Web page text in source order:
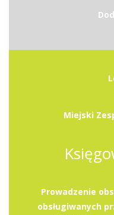
Miejski
Prowadzenie
obsługiwanych